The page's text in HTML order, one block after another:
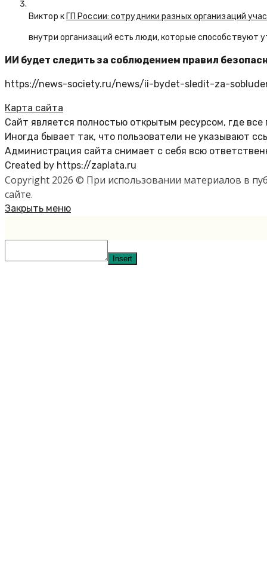
Виктор к ГП России: сотрудники разных организаций
внутри организаций есть люди, которые способствуют
ИИ будет следить за соблюдением правил
https://news-society.ru/news/ii-bydet-sledit-za-
Карта сайта
Сайт является полностью открытым ресурсом, где
Иногда бывает так, что пользователи не указывают
Администрация сайта снимает с себя всю
Created by https://zaplata.ru
Copyright 2026 © При использовании материалов в
сайте.
Закрыть меню
Insert